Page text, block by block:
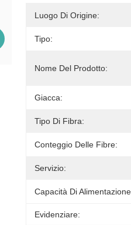
Luogo Di Origine:
Tipo:
Nome Del Prodotto:
Giacca:
Tipo Di Fibra:
Conteggio Delle Fibre:
Servizio:
Capacità Di
Evidenziare: